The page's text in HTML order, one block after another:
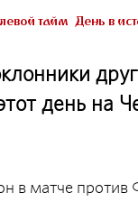
тайм День в
день на
в матче